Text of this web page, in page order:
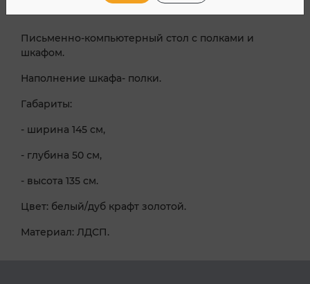
Письменно-компьютерный стол с полками и
шкафом.
Наполнение шкафа- полки.
Габариты:
- ширина 145 см,
- глубина 50 см,
- высота 135 см.
Цвет: белый/дуб крафт золотой.
Материал: ЛДСП.